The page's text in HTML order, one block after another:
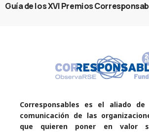
Guía de los XVI Premios
Corresponsables es el aliado
comunicación de las
que quieren poner en valor